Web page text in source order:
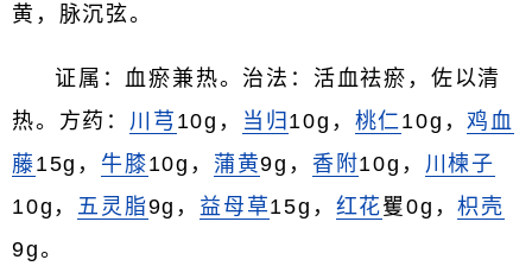
黄，脉沉弦。
证属：血瘀兼热。治法：活血祛瘀，佐以清
热。方药： 川芎 10g， 当归 10g， 桃仁10g，鸡血
藤15g， 牛膝10g， 蒲黄9g， 香附10g， 川楝子
10g， 五灵脂9g， 益母草15g， 红花矍0g，枳壳
9g。